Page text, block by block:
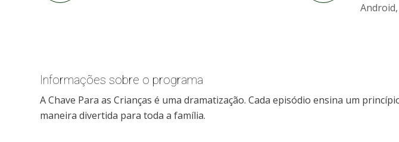
Informações sobre o programa
A Chave Para as Crianças é uma dramatização. Cada episódio ensina um
maneira divertida para toda a família.